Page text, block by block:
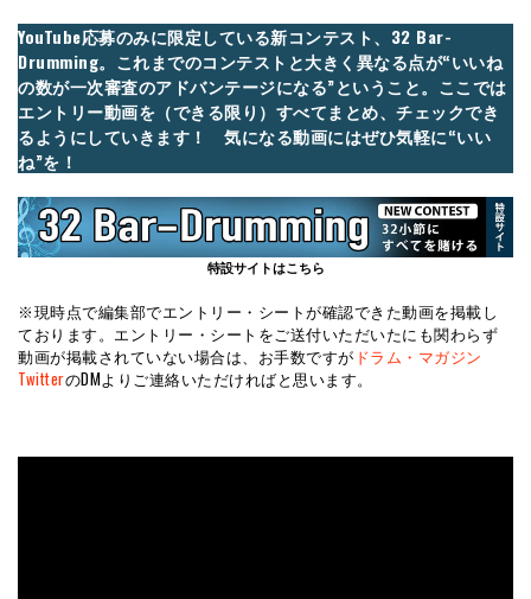
YouTube応募のみに限定している新コンテスト、32 Bar-
Drumming。これまでのコンテストと大きく異なる点が“いいね
の数が一次審査のアドバンテージになる”ということ。ここでは
エントリー動画を（できる限り）すべてまとめ、チェックでき
るようにしていきます！ 気になる動画にはぜひ気軽に“いい
ね”を！
特設サイトはこちら
※現時点で編集部でエントリー・シートが確認できた動画を掲載し
ております。エントリー・シートをご送付いただいたにも関わらず
動画が掲載されていない場合は、お手数ですが ドラム・マガジン
TwitterのDMよりご連絡いただければと思います。